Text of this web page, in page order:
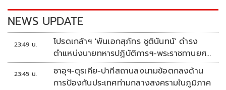
k k
NEWS UPDATE
23:49 น.
โปรดเกล้าฯ 'พันเอกสุภัทร ชูตินันทน์' ดำรง
ตำแหน่งนายทหารปฏิบัติการฯ-พระราชทานยศ
'พลตรี'
23:45 น.
ซาอุฯ-ตุรเคีย-ปากีสถานลงนามข้อตกลงด้าน
การป้องกันประเทศท่ามกลางสงครามในภูมิภาค